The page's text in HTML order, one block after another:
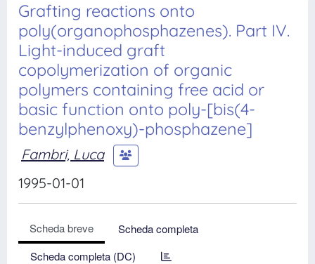
Grafting reactions onto
poly(organophosphazenes). Part IV.
Light-induced graft
copolymerization of organic
polymers containing free acid or
basic function onto poly-[bis(4-
benzylphenoxy)-phosphazene]
Fambri, Luca
1995-01-01
Scheda breve
Scheda completa
Scheda completa (DC)